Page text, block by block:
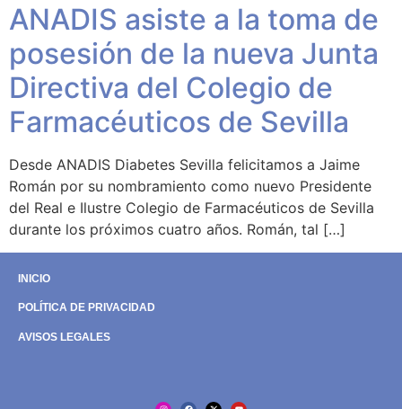
ANADIS asiste a la toma de
posesión de la nueva Junta
Directiva del Colegio de
Farmacéuticos de Sevilla
Desde ANADIS Diabetes Sevilla felicitamos a Jaime
Román por su nombramiento como nuevo Presidente
del Real e Ilustre Colegio de Farmacéuticos de Sevilla
durante los próximos cuatro años. Román, tal […]
INICIO
POLÍTICA DE PRIVACIDAD
AVISOS LEGALES